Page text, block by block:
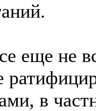
еще не
в